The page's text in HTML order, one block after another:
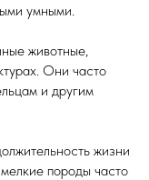
умными.
животные,
Они часто
и другим
жизни
породы часто